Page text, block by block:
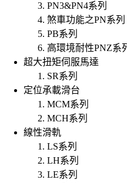
PN3&PN4系列
煞車功能之PN系列
PB系列
高環境耐性PNZ系
超大扭矩伺服馬達
SR系列
定位承載滑台
MCM系列
MCH系列
線性滑軌
LS系列
LH系列
LE系列